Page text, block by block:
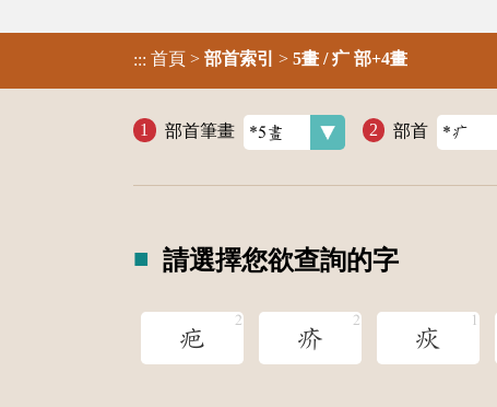
::: 首頁 > 部首索引 > 5畫 / 疒 部+4畫
部首筆畫 部首
請選擇您欲查詢的字
疤 疥 疢